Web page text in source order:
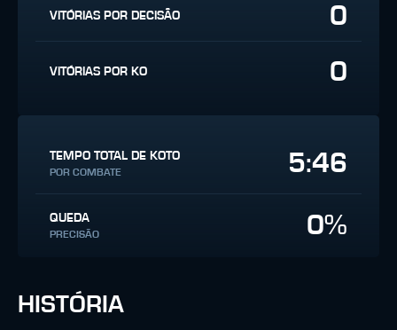
VITÓRIAS POR DECISÃO 0
VITÓRIAS POR KO 0
TEMPO TOTAL DE KOTO
POR COMBATE 5:46
QUEDA
PRECISÃO 0%
HISTÓRIA